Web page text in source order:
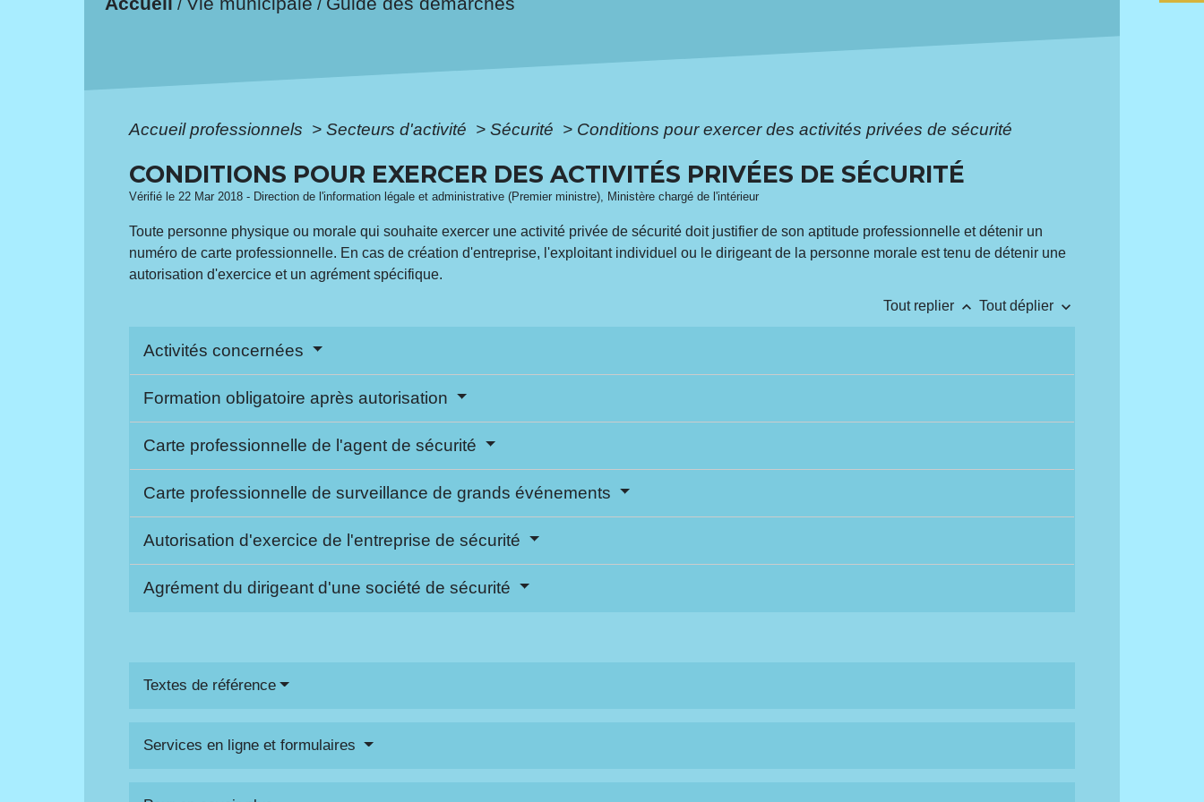
/ /
Accueil professionnels > Secteurs d'activité > Sécurité > Conditions pour exercer des activités privées de sécurité
CONDITIONS POUR EXERCER DES ACTIVITÉS PRIVÉES DE SÉCURITÉ
Vérifié le 22 Mar 2018 - Direction de l'information légale et administrative (Premier ministre), Ministère chargé de l'intérieur
Toute personne physique ou morale qui souhaite exercer une activité privée de sécurité doit justifier de son aptitude professionnelle et détenir un
numéro de carte professionnelle. En cas de création d'entreprise, l'exploitant individuel ou le dirigeant de la personne morale est tenu de détenir une
autorisation d'exercice et un agrément spécifique.
Tout replier keyboard_arrow_up Tout déplier keyboard_arrow_down
Activités concernées
Formation obligatoire après autorisation
Carte professionnelle de l'agent de sécurité
Carte professionnelle de surveillance de grands événements
Autorisation d'exercice de l'entreprise de sécurité
Agrément du dirigeant d'une société de sécurité
Textes de référence
Services en ligne et formulaires